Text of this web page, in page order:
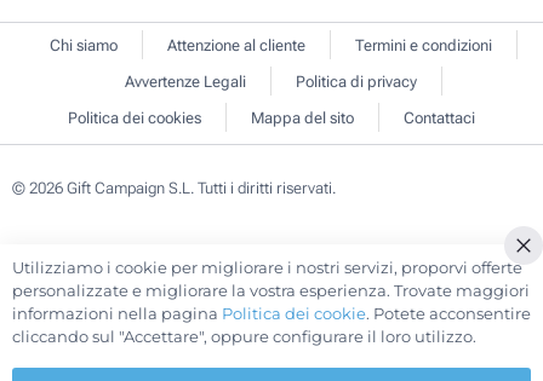
Chi siamo Attenzione al cliente
Termini e condizioni
Avvertenze Legali
Politica di privacy
Politica dei cookies
Mappa del sito Contattaci
© 2026 Gift Campaign S.L. Tutti i diritti riservati.
Utilizziamo i cookie per migliorare i nostri servizi, proporvi offerte
personalizzate e migliorare la vostra esperienza. Trovate maggiori
informazioni nella pagina Politica dei cookie. Potete acconsentire
cliccando sul "Accettare", oppure configurare il loro utilizzo.